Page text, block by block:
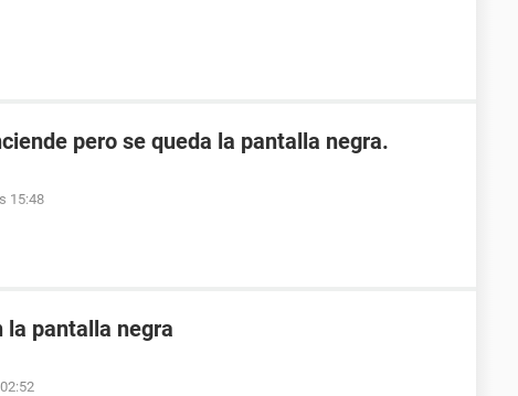
pero se queda la pantalla negra.
15:48
la pantalla negra